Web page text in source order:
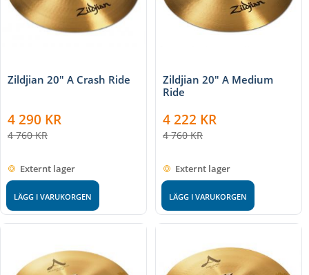
Zildjian 20" A Crash Ride
4 290 KR
4 760KR
Externt lager
LÄGG I VARUKORGEN
Zildjian 20" A Medium
Ride
4 222 KR
4 760KR
Externt lager
LÄGG I VARUKORGEN